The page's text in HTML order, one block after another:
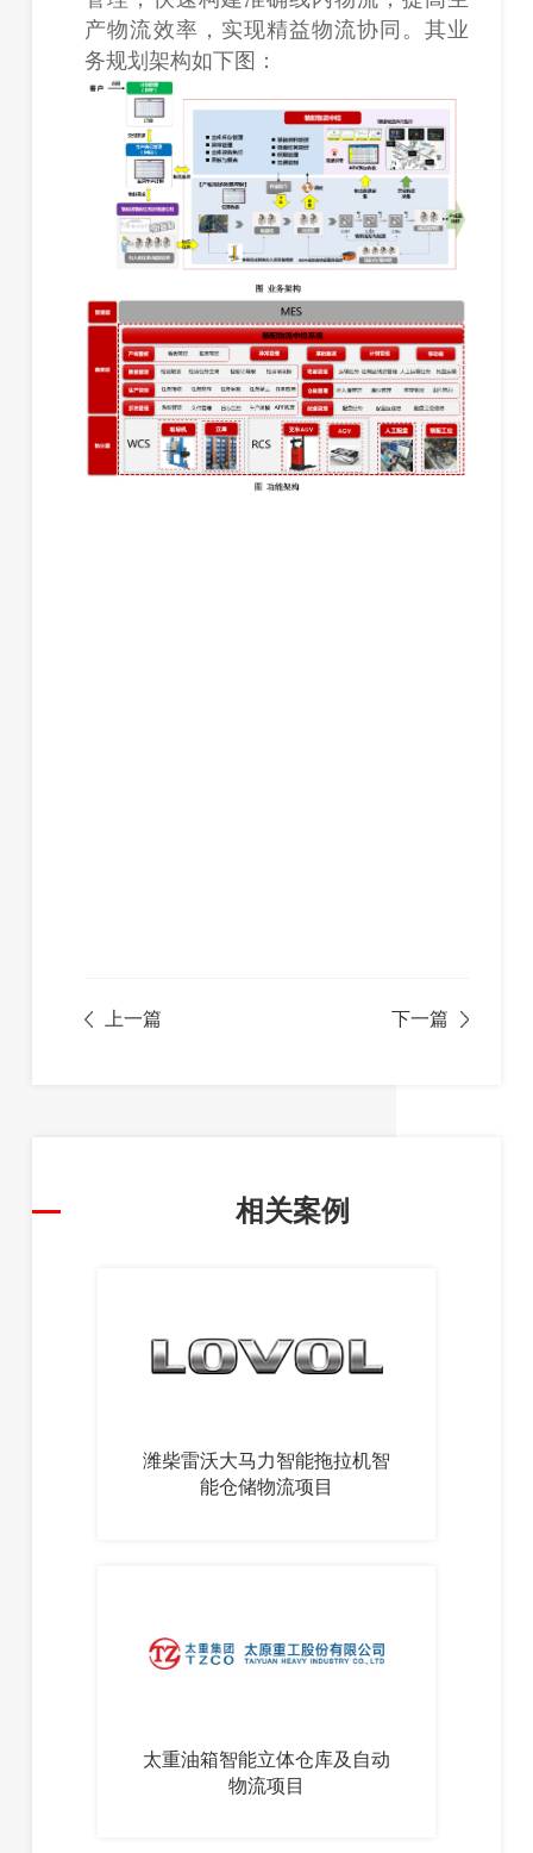
产物流效率，实现精益物流协同。其业
务规划架构如下图：
上一篇 下一篇
相关案例
潍柴雷沃大马力智能拖拉机智
能仓储物流项目
太重油箱智能立体仓库及自动
物流项目